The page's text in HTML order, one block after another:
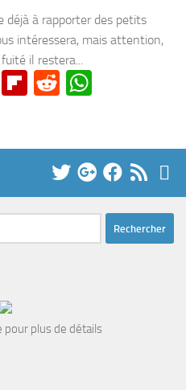
déjà à rapporter des petits
intéressera, mais attention,
il restera...
LinkedIn
Flipboard
Reddit
pour plus de détails